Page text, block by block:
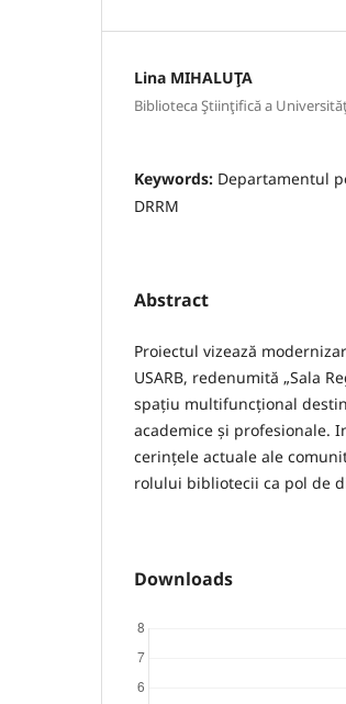
Lina MIHALUŢA
Biblioteca Ştiinţifică a
Keywords: Departamentul
DRRM
Abstract
Proiectul vizează
USARB, redenumită „Sala
spațiu multifuncțional
academice și profesionale.
cerințele actuale ale
rolului bibliotecii ca pol de
Downloads